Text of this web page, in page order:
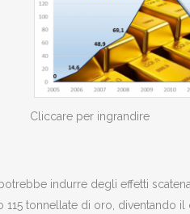
Cliccare per ingrandire
indurre degli effetti
115 tonnellate di oro, diventando